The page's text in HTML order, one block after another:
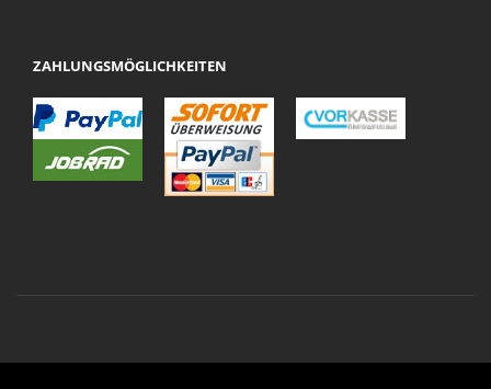
ZAHLUNGSMÖGLICHKEITEN